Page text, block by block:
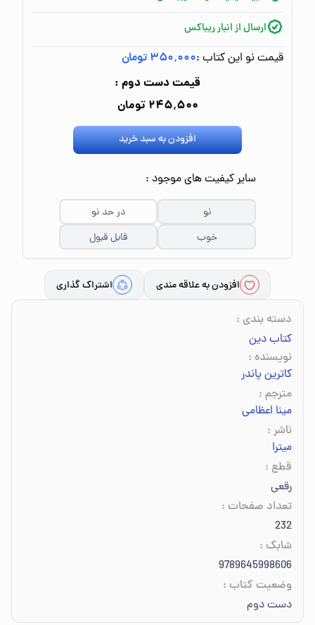
ارسال از انبار ریباکس
قیمت نو این کتاب :۳۵۰٬۰۰۰ تومان
قیمت دست دوم :
۲۴۵٬۵۰۰ تومان
افزودن به سبد خرید
سایر کیفیت های موجود :
نو
در حد نو
خوب
قابل قبول
افزودن به علاقه مندی اشتراک گذاری
دسته بندی :
کتاب دین
نویسنده :
کاترین پاندر
مترجم :
مینا اعظامی
ناشر :
میترا
قطع :
رقعی
تعداد صفحات :
232
شابک :
9789645998606
وضعیت کتاب :
دست دوم